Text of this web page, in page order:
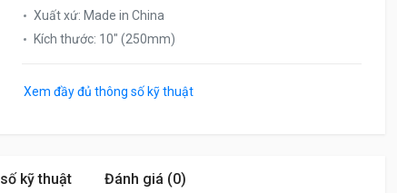
Xuất xứ: Made in China
Kích thước: 10″ (250mm)
Xem đầy đủ thông số kỹ thuật
kỹ thuật Đánh giá (0)